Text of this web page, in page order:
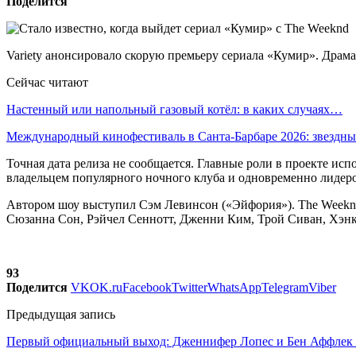
Variety анонсировало скорую премьеру сериала «Кумир».
Сейчас читают
Настенный или напольный газовый котёл: в каких случаях…
Международный кинофестиваль в Санта-Барбаре 2026:
Точная дата релиза не сообщается. Главные роли в проекте
владельцем популярного ночного клуба и одновременно
Автором шоу выступил Сэм Левинсон («Эйфория»). The
Сюзанна Сон, Рэйчел Сеннотт, Дженни Ким, Трой Сиван,
93
Поделится VKOK.ruFacebookTwitterWhatsAppTelegramViber
Предыдущая запись
Первый официальный выход: Дженнифер Лопес и Бен Аффлек